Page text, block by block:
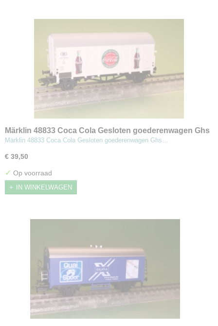
Märklin 48833 Coca Cola Gesloten goederenwagen Ghs
Märklin 48833 Coca Cola Gesloten goederenwagen Ghs…
€ 39,50
✓ Op voorraad
IN WINKELWAGEN